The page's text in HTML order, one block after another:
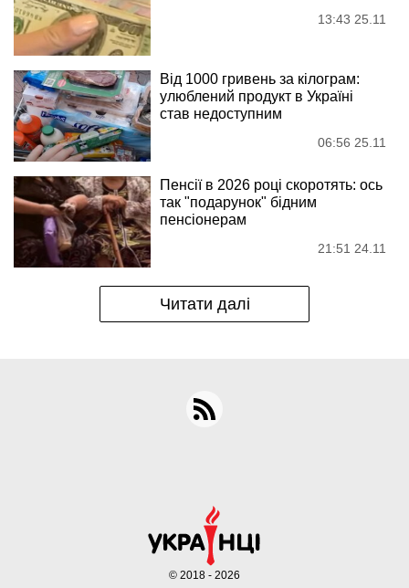
13:43 25.11
Від 1000 гривень за кілограм:
улюблений продукт в Україні
став недоступним
06:56 25.11
Пенсії в 2026 році скоротять: ось
так "подарунок" бідним
пенсіонерам
21:51 24.11
Читати далі
© 2018 - 2026